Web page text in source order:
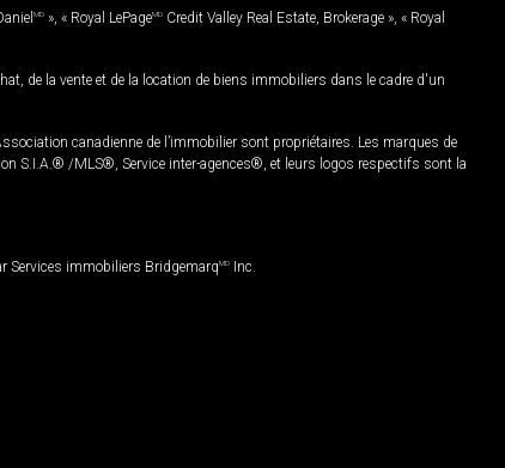
MD », « Royal LePageMD Credit Valley Real Estate, Brokerage », « Royal
de la vente et de la location de biens immobiliers dans le cadre d'un
canadienne de l’immobilier sont propriétaires. Les marques de
S.I.A.® /MLS®, Service inter-agences®, et leurs logos respectifs sont la
Services immobiliers BridgemarqMD Inc.